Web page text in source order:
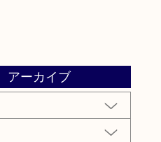
アーカイブ